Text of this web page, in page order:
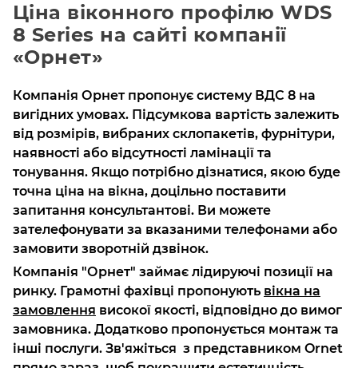
Ціна віконного профілю WDS
8 Series на сайті компанії
«Орнет»
Компанія Орнет пропонує систему ВДС 8 на
вигідних умовах. Підсумкова вартість залежить
від розмірів, вибраних склопакетів, фурнітури,
наявності або відсутності ламінації та
тонування. Якщо потрібно дізнатися, якою буде
точна ціна на вікна, доцільно поставити
запитання консультантові. Ви можете
зателефонувати за вказаними телефонами або
замовити зворотній дзвінок.
Компанія "Орнет" займає лідируючі позиції на
ринку. Грамотні фахівці пропонують вікна на
замовлення високої якості, відповідно до вимог
замовника. Додатково пропонується монтаж та
інші послуги. Зв'яжіться з представником Ornet